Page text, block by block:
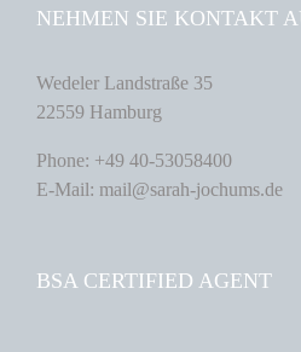
NEHMEN SIE KONTAKT
Wedeler Landstraße 35
22559 Hamburg
Phone: +49 40-53058400
E-Mail: mail@sarah-jochums.de
BSA CERTIFIED AGENT